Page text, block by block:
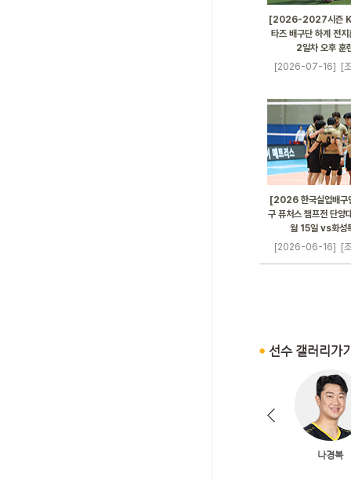
[2026-2027시즌
타즈 배구단 하계 전
2일차 오후 훈
[2026-07-16]
[
[2026 한국실업배구
구 퓨처스 챔프전 단양
월 15일 vs화성
[2026-06-16]
[